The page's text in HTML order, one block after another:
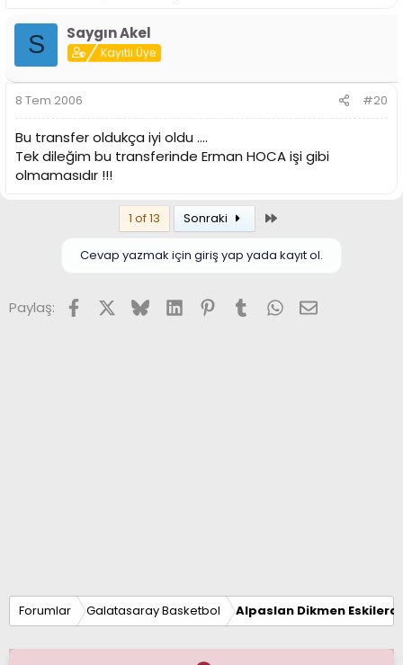
S Saygın Akel
Kayıtlı Üye
8 Tem 2006 #20
Bu transfer oldukça iyi oldu ....
Tek dileğim bu transferinde Erman HOCA işi gibi
olmamasıdır !!!
1 of 13 Sonraki
Cevap yazmak için giriş yap yada kayıt ol.
Paylaş: FacebookX (Twitter)
BlueskyLinkedInPinterest
TumblrWhatsApp
E-posta
Forumlar Galatasaray Basketbol Alpaslan Dikmen